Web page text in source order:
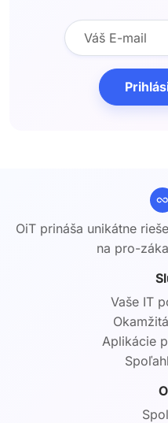
Vaše IT
Aplikácie
OiT prináša unikátne
na pro-